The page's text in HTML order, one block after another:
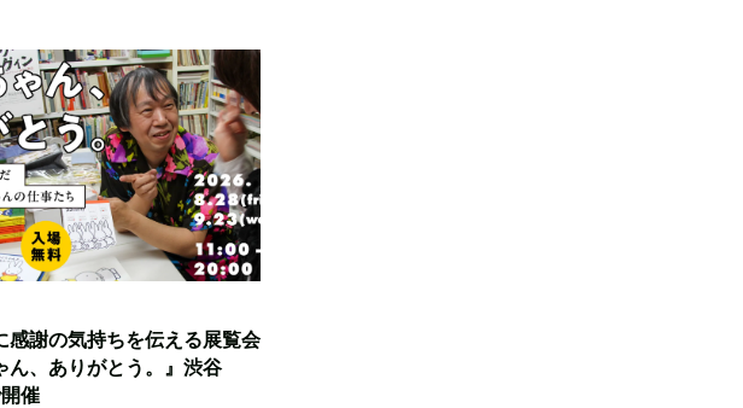
感謝の気持ちを伝える展覧会
ん、ありがとう。』渋谷
催